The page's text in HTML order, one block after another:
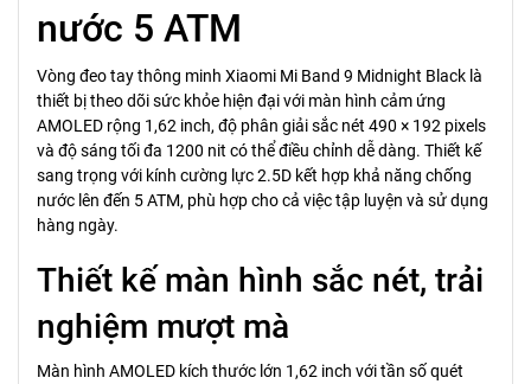
nước 5 ATM
Vòng đeo tay thông minh Xiaomi Mi Band 9 Midnight Black là
thiết bị theo dõi sức khỏe hiện đại với màn hình cảm ứng
AMOLED rộng 1,62 inch, độ phân giải sắc nét 490 × 192 pixels
và độ sáng tối đa 1200 nit có thể điều chỉnh dễ dàng. Thiết kế
sang trọng với kính cường lực 2.5D kết hợp khả năng chống
nước lên đến 5 ATM, phù hợp cho cả việc tập luyện và sử dụng
hàng ngày.
Thiết kế màn hình sắc nét, trải
nghiệm mượt mà
Màn hình AMOLED kích thước lớn 1,62 inch với tần số quét